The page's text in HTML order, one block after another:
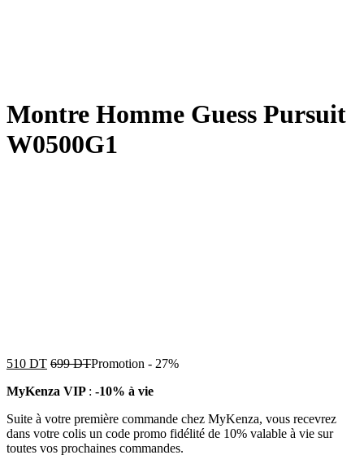
Montre Homme Guess Pursuit
W0500G1
510 DT 699DTPromotion - 27%
MyKenza VIP : -10% à vie
Suite à votre première commande chez MyKenza, vous recevrez
dans votre colis un code promo fidélité de 10% valable à vie sur
toutes vos prochaines commandes.